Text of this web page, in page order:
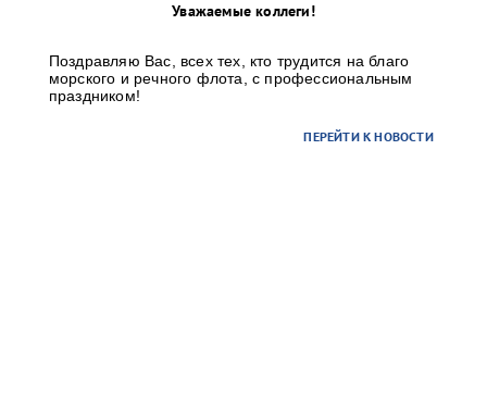
Уважаемые коллеги!
Поздравляю Вас, всех тех, кто трудится на благо
морского и речного флота, с профессиональным
праздником!
ПЕРЕЙТИ К НОВОСТИ